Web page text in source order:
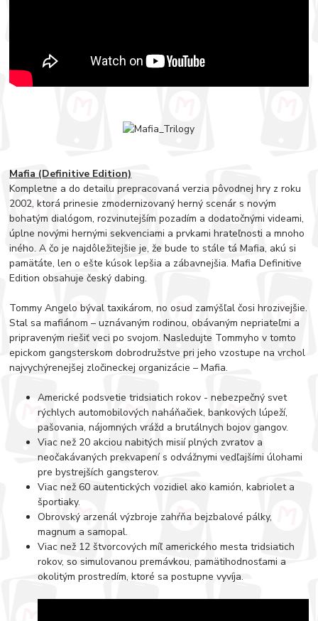
Mafia (Definitive Edition)
Kompletne a do detailu prepracovaná verzia pôvodnej hry z roku
2002, ktorá prinesie zmodernizovaný herný scenár s novým
bohatým dialógom, rozvinutejším pozadím a dodatočnými videami,
úplne novými hernými sekvenciami a prvkami hrateľnosti a mnoho
iného. A čo je najdôležitejšie je, že bude to stále tá Mafia, akú si
pamätáte, len o ešte kúsok lepšia a zábavnejšia. Mafia Definitive
Edition obsahuje český dabing.
Tommy Angelo býval taxikárom, no osud zamýšľal čosi hrozivejšie.
Stal sa mafiánom – uznávaným rodinou, obávaným nepriateľmi a
pripraveným riešiť veci po svojom. Nasledujte Tommyho v tomto
epickom gangsterskom dobrodružstve pri jeho vzostupe na vrchol
najvychýrenejšej zločineckej organizácie – Mafia.
Americké podsvetie tridsiatich rokov - nebezpečný svet
rýchlych automobilových naháňačiek, bankových lúpeží,
pašovania, nájomných vrážd a brutálnych bojov gangov.
Viac než 20 akciou nabitých misií plných zvratov a
neočakávaných prekvapení s odvážnymi vedľajšími úlohami
pre bystrejších gangsterov.
Viac než 60 autentických vozidiel ako kamión, kabriolet a
športiaky.
Obrovský arzenál výzbroje zahŕňa bejzbalové pálky,
magnum a samopal.
Viac než 12 štvorcových míľ amerického mesta tridsiatich
rokov, so simulovanou premávkou, pamätihodnosťami a
okolitým prostredím, ktoré sa postupne vyvíja.